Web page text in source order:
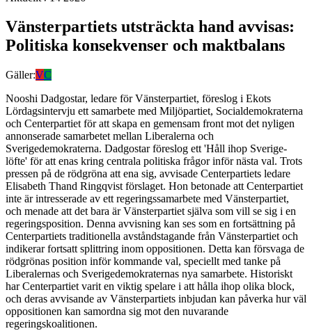
Vänsterpartiets utsträckta hand avvisas:
Politiska konsekvenser och maktbalans
Gäller:VC
Nooshi Dadgostar, ledare för Vänsterpartiet, föreslog i Ekots
Lördagsintervju ett samarbete med Miljöpartiet, Socialdemokraterna
och Centerpartiet för att skapa en gemensam front mot det nyligen
annonserade samarbetet mellan Liberalerna och
Sverigedemokraterna. Dadgostar föreslog ett 'Håll ihop Sverige-
löfte' för att enas kring centrala politiska frågor inför nästa val. Trots
pressen på de rödgröna att ena sig, avvisade Centerpartiets ledare
Elisabeth Thand Ringqvist förslaget. Hon betonade att Centerpartiet
inte är intresserade av ett regeringssamarbete med Vänsterpartiet,
och menade att det bara är Vänsterpartiet själva som vill se sig i en
regeringsposition. Denna avvisning kan ses som en fortsättning på
Centerpartiets traditionella avståndstagande från Vänsterpartiet och
indikerar fortsatt splittring inom oppositionen. Detta kan försvaga de
rödgrönas position inför kommande val, speciellt med tanke på
Liberalernas och Sverigedemokraternas nya samarbete. Historiskt
har Centerpartiet varit en viktig spelare i att hålla ihop olika block,
och deras avvisande av Vänsterpartiets inbjudan kan påverka hur väl
oppositionen kan samordna sig mot den nuvarande
regeringskoalitionen.